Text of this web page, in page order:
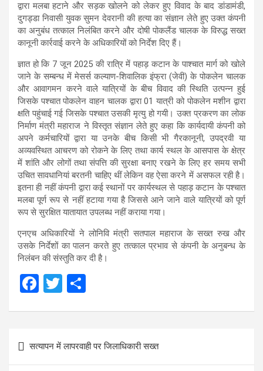
द्वारा मलबा हटाने और सड़क खोलने को लेकर हुए विवाद के बाद डांडामंडी,
दुगड्डा निवासी युवक सुमन देवरानी की हत्या का संज्ञान लेते हुए उक्त कंपनी
का अनुबंध तत्काल निलंबित करने और दोषी पोकलैंड चालक के विरुद्ध सख्त
कानूनी कार्रवाई करने के अधिकारियों को निर्देश दिए हैं।
ज्ञात हो कि 7 जून 2025 की रात्रि में पहाड़ कटान के पाश्चात मार्ग को खोले
जाने के सम्बन्ध में मेसर्स कल्याण-शिवालिक इंफ्रा (जेवी) के पोकलेन चालक
और आवागमन करने वाले यात्रियों के बीच विवाद की स्थिति उत्पन्न हुई
जिसके पश्चात पोकलेन वाहन चालक द्वारा 01 यात्री को पोकलेन मशीन द्वारा
क्षति पहुंचाई गई जिसके पश्चात उसकी मृत्यु हो गयी। उक्त प्रकरण का लोक
निर्माण मंत्री महाराज ने विस्तृत संज्ञान लेते हुए कहा कि कार्यदायी कंपनी को
अपने कर्मचारियों द्वारा या उनके बीच किसी भी गैरकानूनी, उपद्रवी या
अव्यवस्थित आचरण को रोकने के लिए तथा कार्य स्थल के आसपास के क्षेत्र
में शांति और लोगों तथा संपत्ति की सुरक्षा बनाए रखने के लिए हर समय सभी
उचित सावधानियां बरतनी चाहिए थीं लेकिन वह ऐसा करने में असफल रही है।
इतना ही नहीं कंपनी द्वारा कई स्थानों पर कार्यस्थल से पहाड़ कटान के पश्चात
मलबा पूर्ण रूप से नहीं हटाया गया है जिससे आने जाने वाले यात्रियों को पूर्ण
रूप से सुरक्षित यातायात उपलब्ध नहीं कराया गया।
एनएच अधिकारियों ने लोनिवि मंत्री सतपाल महाराज के सख्त रुख और
उसके निर्देशों का पालन करते हुए तत्काल प्रभाव से कंपनी के अनुबन्ध के
निलंबन की संस्तुति कर दी है।
F
b
o
T
er e
navigation
सत्यापन में लापरवाही पर जिलाधिकारी सख्त